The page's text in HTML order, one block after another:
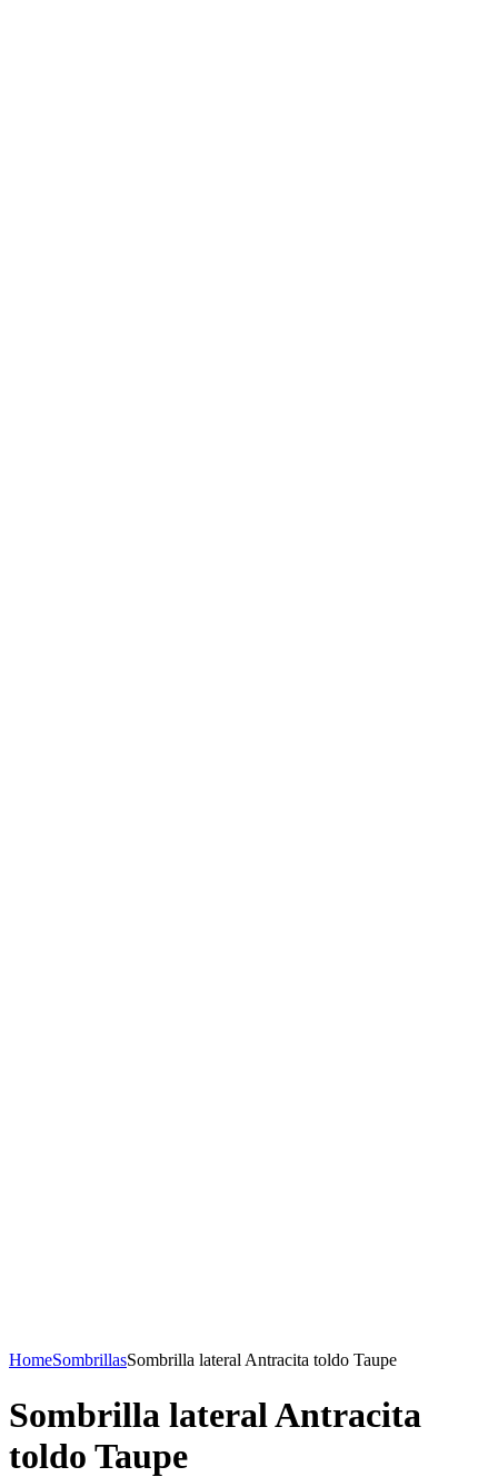
HomeSombrillasSombrilla lateral Antracita toldo Taupe
Sombrilla lateral Antracita
toldo Taupe